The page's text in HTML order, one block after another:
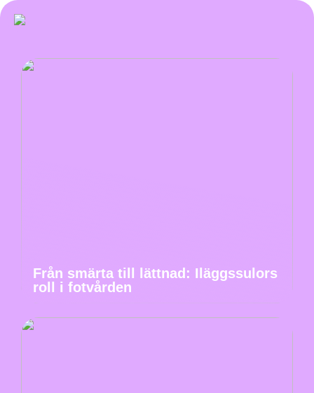
Från smärta till lättnad: Iläggssulors
roll i fotvården